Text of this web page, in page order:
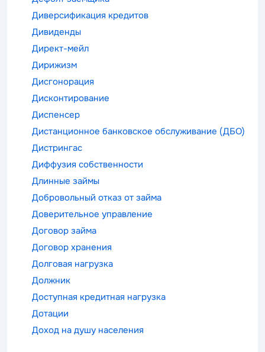
Диверсификация кредитов
Дивиденды
Директ-мейл
Дирижизм
Дисгонорация
Дисконтирование
Диспенсер
Дистанционное банковское обслуживание (ДБО)
Дистрингас
Диффузия собственности
Длинные займы
Добровольный отказ от займа
Доверительное управление
Договор займа
Договор хранения
Долговая нагрузка
Должник
Доступная кредитная нагрузка
Дотации
Доход на душу населения